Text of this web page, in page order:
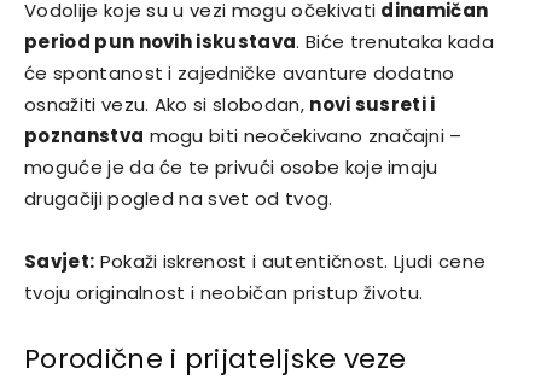
Vodolije koje su u vezi mogu očekivati dinamičan
period pun novih iskustava. Biće trenutaka kada
će spontanost i zajedničke avanture dodatno
osnažiti vezu. Ako si slobodan, novi susreti i
poznanstva mogu biti neočekivano značajni –
moguće je da će te privući osobe koje imaju
drugačiji pogled na svet od tvog.
Savjet: Pokaži iskrenost i autentičnost. Ljudi cene
tvoju originalnost i neobičan pristup životu.
Porodične i prijateljske veze